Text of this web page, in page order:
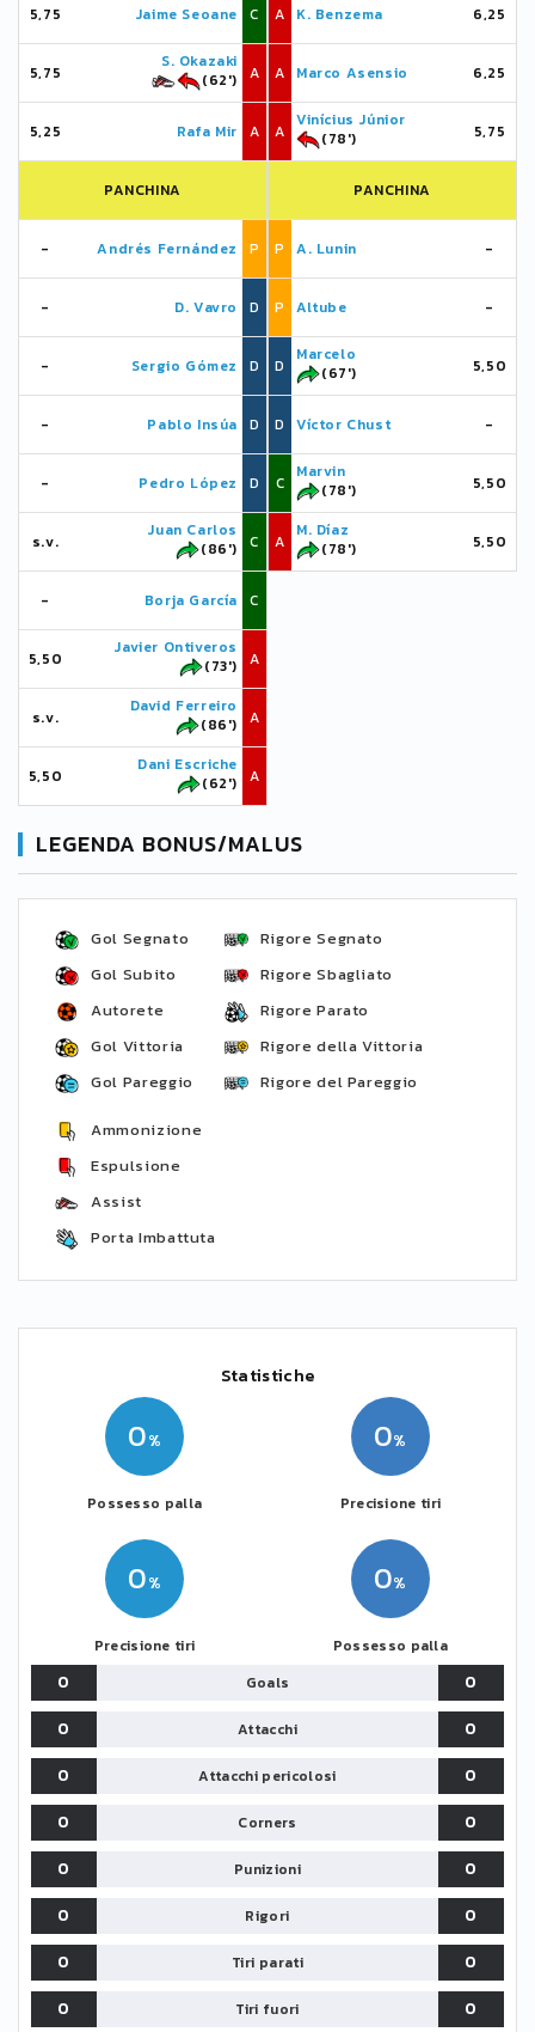
5,75 Jaime Seoane C
5,75
S. Okazaki
(62')
A
5,25 Rafa Mir A
PANCHINA
- Andrés Fernández P
- D. Vavro D
- Sergio Gómez D
- Pablo Insúa D
- Pedro López D
s.v.
Juan Carlos
(86')
C
- Borja García C
5,50
Javier Ontiveros
(73')
A
s.v.
David Ferreiro
(86')
A
5,50
Dani Escriche
(62')
A
A K. Benzema 6,25
A Marco Asensio 6,25
A
Vinícius Júnior
(78')
5,75
PANCHINA
P A. Lunin -
P Altube -
D
Marcelo
(67')
5,50
D Víctor Chust -
C
Marvin
(78')
5,50
A
M. Díaz
(78')
5,50
LEGENDA BONUS/MALUS
Gol Segnato
Gol Subito
Autorete
Gol Vittoria
Gol Pareggio
Rigore Segnato
Rigore Sbagliato
Rigore Parato
Rigore della Vittoria
Rigore del Pareggio
Ammonizione
Espulsione
Assist
Porta Imbattuta
Statistiche
0
Possesso palla
0
Precisione tiri
0
Possesso palla
0
Precisione tiri
0 Goals
0
0
Attacchi
0
0
Attacchi pericolosi
0
0
Corners
0
0
Punizioni
0
0
Rigori
0
0
Tiri parati
0
0
Tiri fuori 0